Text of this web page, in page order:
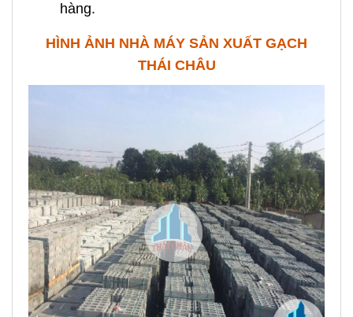
hàng.
HÌNH ẢNH NHÀ MÁY SẢN XUẤT GẠCH
THÁI CHÂU